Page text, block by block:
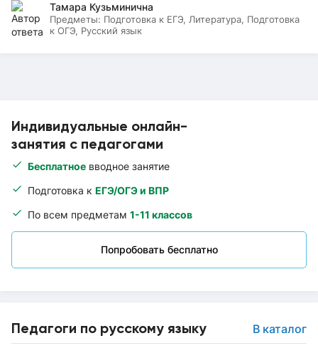
Индивидуальные онлайн-
занятия с педагогами
Бесплатное вводное занятие
Подготовка к ЕГЭ/ОГЭ и ВПР
По всем предметам 1-11 классов
Попробовать бесплатно
Педагоги по русскому языку В каталог
Тамара Кузьминична
Предметы: Подготовка к ЕГЭ, Литература, Подготовка
к ОГЭ, Русский язык